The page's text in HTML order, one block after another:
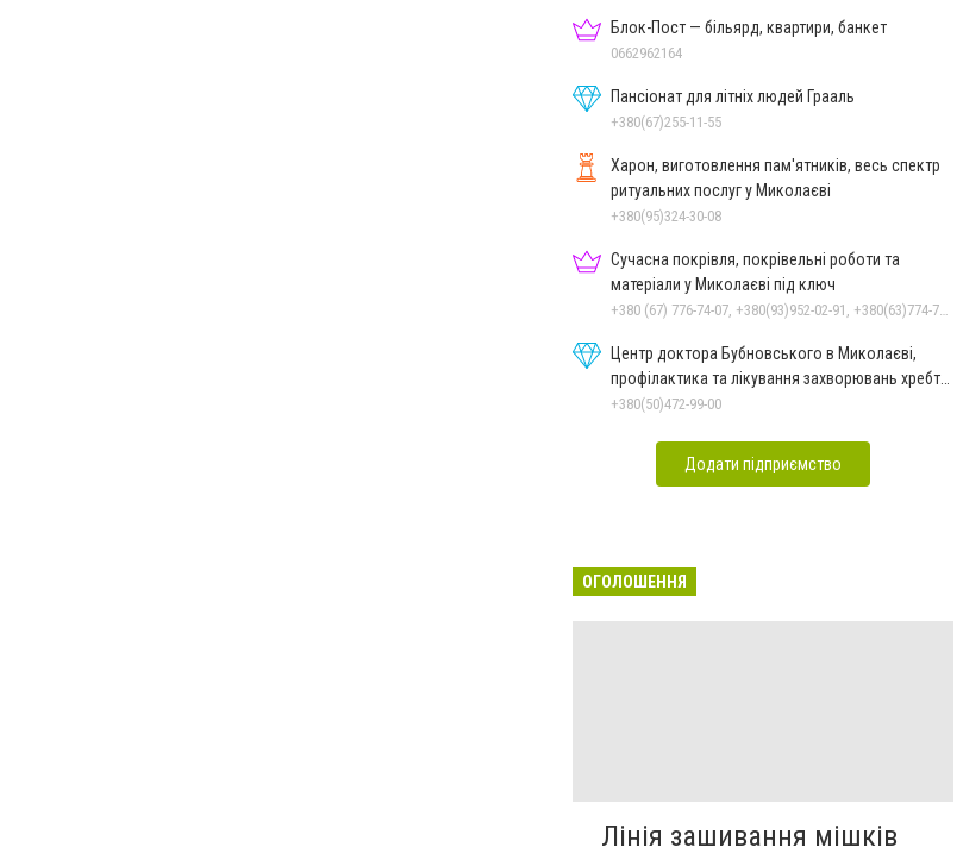
Блок-Пост — більярд, квартири, банкет
0662962164
Пансіонат для літніх людей Грааль
+380(67)255-11-55
Харон, виготовлення пам'ятників, весь спектр
ритуальних послуг у Миколаєві
+380(95)324-30-08
Сучасна покрівля, покрівельні роботи та
матеріали у Миколаєві під ключ
Центр доктора Бубновського в Миколаєві,
профілактика та лікування захворювань хребта
і суглобів
+380(50)472-99-00
Додати підприємство
ОГОЛОШЕННЯ
Лінія зашивання мішків